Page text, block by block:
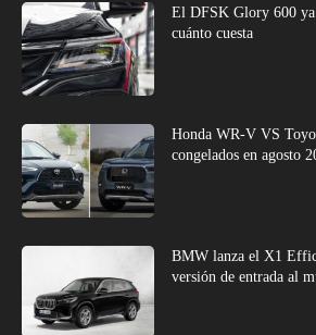
El DFSK Glory 600
cuánto cuesta
Honda WR-V VS
congelados en agosto
BMW lanza el X1
versión de entrada al